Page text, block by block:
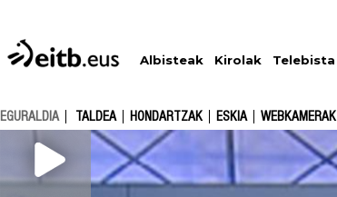
Albisteak Kirolak Telebista
EGURALDIA TALDEA HONDARTZAK ESKIA WEBKAMERAK